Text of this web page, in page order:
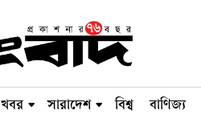
খবর সারাদেশ বিশ্ব বাণিজ্য